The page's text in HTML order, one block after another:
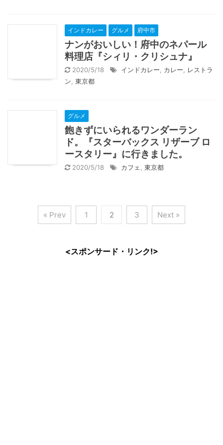
インドカレー グルメ 府中市
ナンがおいしい！府中のネパール
料理店『シィリ・クリシュナ』
2020/5/18 インドカレー カレー
レストラ
ン 東京都
グルメ
飽きずにいられるワンダーラン
ド。『スターバックス リザーブ ロ
ースタリー』に行きました。
2020/5/18 カフェ 東京都
« Prev 1 2 3 Next »
<スポンサード・リンク!>